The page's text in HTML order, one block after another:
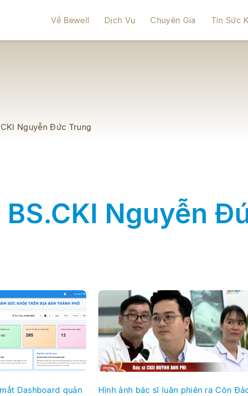
Về Bewell Dịch Vụ Chuyên Gia Tin Sức
Nguyễn Đức Trung
BS.CKI Nguyễn
Dashboard quản
Hình ảnh bác sĩ luân phiên ra Côn